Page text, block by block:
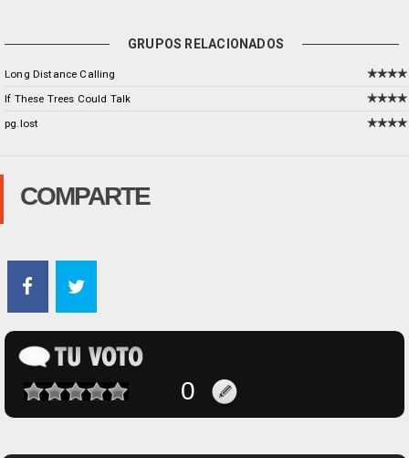
GRUPOS RELACIONADOS
Long Distance Calling
If These Trees Could Talk
pg.lost
COMPARTE